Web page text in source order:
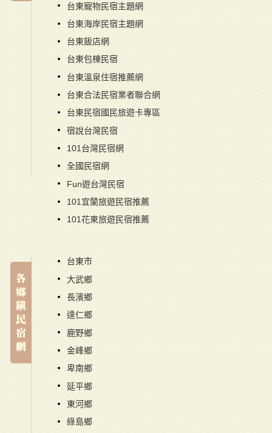
台東寵物民宿主題網
台東海岸民宿主題網
台東飯店網
台東包棟民宿
台東溫泉住宿推薦網
台東合法民宿業者聯合網
台東民宿國民旅遊卡專區
宿說台灣民宿
101台灣民宿網
全國民宿網
Fun遊台灣民宿
101宜蘭旅遊民宿推薦
101花東旅遊民宿推薦
台東市
大武鄉
長濱鄉
達仁鄉
鹿野鄉
金峰鄉
卑南鄉
延平鄉
東河鄉
綠島鄉